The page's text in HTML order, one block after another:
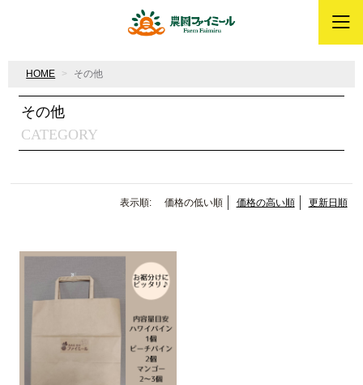
HOME その他
CATEGORY
その他
表示順: 価格の低い順 価格の高い順 更新日順